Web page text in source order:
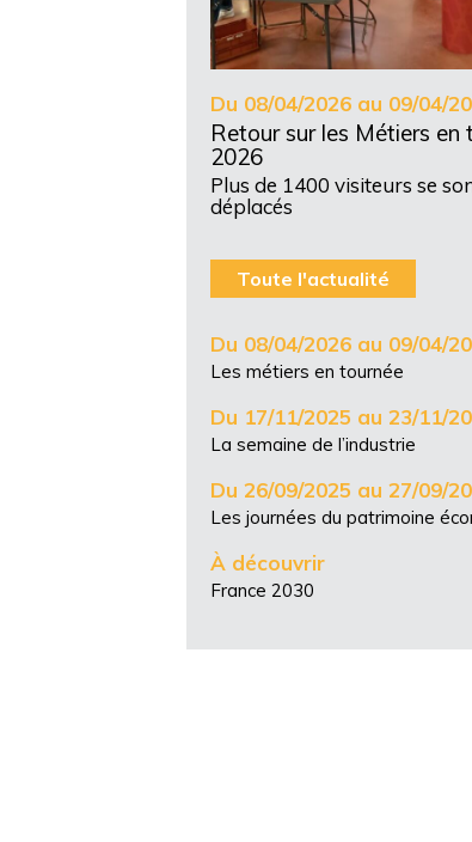
Du 08/04/2026 au 09/04/
Retour sur les Métiers en
2026
Plus de 1400 visiteurs se
déplacés
Toute l'actualité
Du 08/04/2026 au 09/04/
Les métiers en tournée
Du 17/11/2025 au 23/11/
La semaine de l’industrie
Du 26/09/2025 au 27/09/
Les journées du patrimoine
À découvrir
France 2030